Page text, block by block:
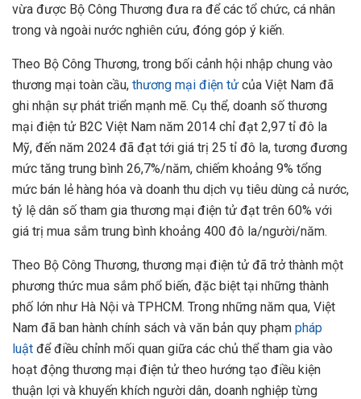
vừa được Bộ Công Thương đưa ra để các tổ chức, cá nhân
trong và ngoài nước nghiên cứu, đóng góp ý kiến.
Theo Bộ Công Thương, trong bối cảnh hội nhập chung vào
thương mại toàn cầu, thương mại điện tử của Việt Nam đã
ghi nhận sự phát triển mạnh mẽ. Cụ thể, doanh số thương
mại điện tử B2C Việt Nam năm 2014 chỉ đạt 2,97 tỉ đô la
Mỹ, đến năm 2024 đã đạt tới giá trị 25 tỉ đô la, tương đương
mức tăng trung bình 26,7%/năm, chiếm khoảng 9% tổng
mức bán lẻ hàng hóa và doanh thu dịch vụ tiêu dùng cả nước,
tỷ lệ dân số tham gia thương mại điện tử đạt trên 60% với
giá trị mua sắm trung bình khoảng 400 đô la/người/năm.
Theo Bộ Công Thương, thương mại điện tử đã trở thành một
phương thức mua sắm phổ biến, đặc biệt tại những thành
phố lớn như Hà Nội và TPHCM. Trong những năm qua, Việt
Nam đã ban hành chính sách và văn bản quy phạm pháp
luật để điều chỉnh mối quan giữa các chủ thể tham gia vào
hoạt động thương mại điện tử theo hướng tạo điều kiện
thuận lợi và khuyến khích người dân, doanh nghiệp từng